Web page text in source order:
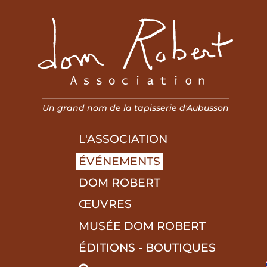
Association Dom
Un grand nom de la tapisserie d'Aubusson
L'ASSOCIATION
ÉVÉNEMENTS
DOM ROBERT
ŒUVRES
MUSÉE DOM ROBERT
ÉDITIONS - BOUTIQUES